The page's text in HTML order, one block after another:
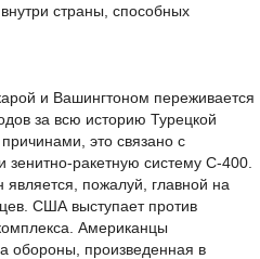
страны, способных
и Вашингтоном переживается
за всю историю Турецкой
это связано с
зенитно-ракетную систему С-400.
является, пожалуй, главной на
США выступает против
Американцы
обороны, произведенная в